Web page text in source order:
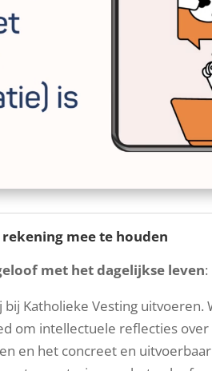
mee te houden
met het dagelijkse leven:
Katholieke Vesting
om intellectuele reflecties
en het concreet en